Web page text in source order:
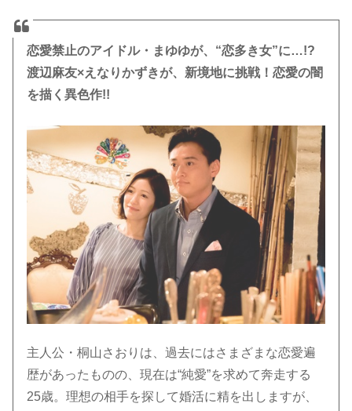
恋愛禁止のアイドル・まゆゆが、“恋多き女”に…!?
渡辺麻友×えなりかずきが、新境地に挑戦！恋愛の闇
を描く異色作!!
主人公・桐山さおりは、過去にはさまざまな恋愛遍
歴があったものの、現在は“純愛”を求めて奔走する
25歳。理想の相手を探して婚活に精を出しますが、